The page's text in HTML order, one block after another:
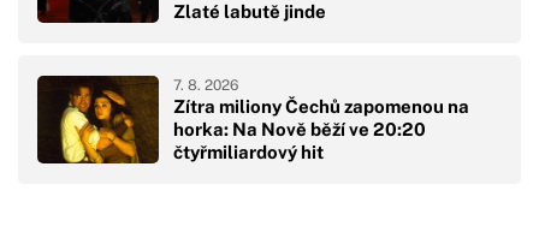
Zlaté labutě jinde
Zítra miliony Čechů zapomenou na
horka: Na Nově běží ve 20:20
čtyřmiliardový hit
7. 8. 2026